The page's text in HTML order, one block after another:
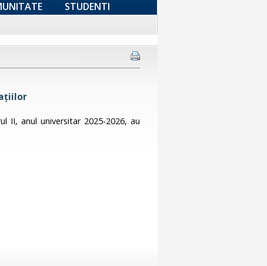
STUDENTI
II, anul universitar 2025-2026, au